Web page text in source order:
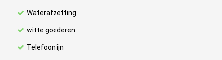
Waterafzetting
witte goederen
Telefoonlijn